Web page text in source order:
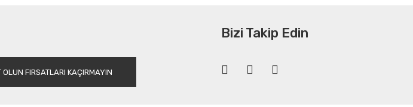
OLUN FIRSATLARI KAÇIRMAYIN
Bizi Takip Edin